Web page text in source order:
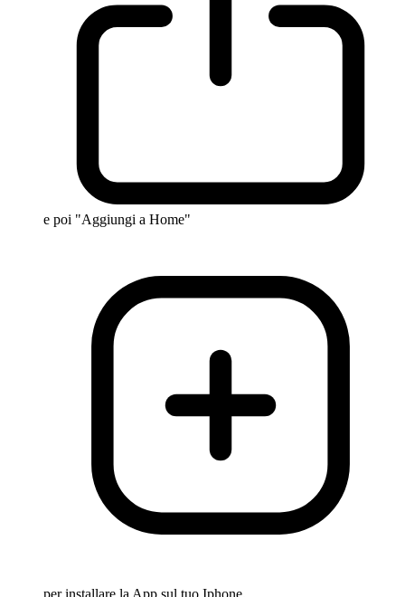
e poi "Aggiungi a Home"